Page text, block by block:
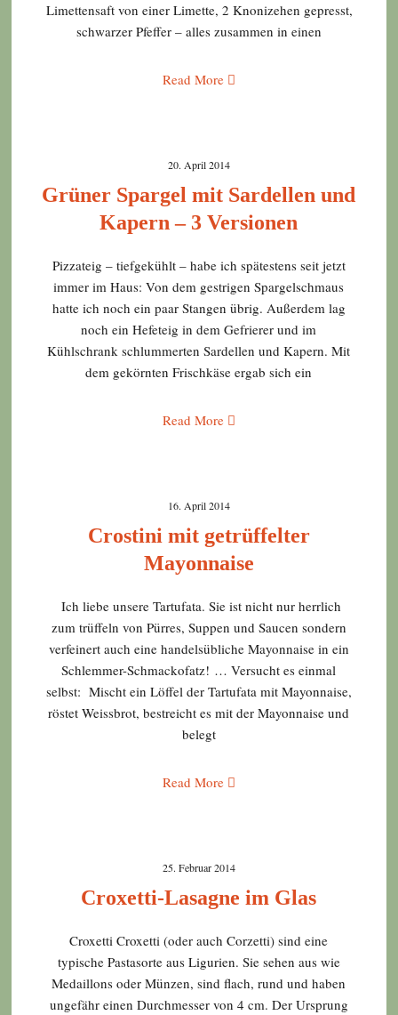
Limettensaft von einer Limette, 2 Knonizehen gepresst,
schwarzer Pfeffer – alles zusammen in einen
Read More
20. April 2014
Grüner Spargel mit Sardellen und
Kapern – 3 Versionen
Pizzateig – tiefgekühlt – habe ich spätestens seit jetzt
immer im Haus: Von dem gestrigen Spargelschmaus
hatte ich noch ein paar Stangen übrig. Außerdem lag
noch ein Hefeteig in dem Gefrierer und im
Kühlschrank schlummerten Sardellen und Kapern. Mit
dem gekörnten Frischkäse ergab sich ein
Read More
16. April 2014
Crostini mit getrüffelter
Mayonnaise
Ich liebe unsere Tartufata. Sie ist nicht nur herrlich
zum trüffeln von Pürres, Suppen und Saucen sondern
verfeinert auch eine handelsübliche Mayonnaise in ein
Schlemmer-Schmackofatz! … Versucht es einmal
selbst: Mischt ein Löffel der Tartufata mit Mayonnaise,
röstet Weissbrot, bestreicht es mit der Mayonnaise und
belegt
Read More
25. Februar 2014
Croxetti-Lasagne im Glas
Croxetti Croxetti (oder auch Corzetti) sind eine
typische Pastasorte aus Ligurien. Sie sehen aus wie
Medaillons oder Münzen, sind flach, rund und haben
ungefähr einen Durchmesser von 4 cm. Der Ursprung